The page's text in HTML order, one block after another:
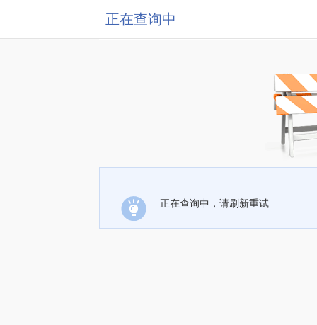
正在查询中
正在查询中，请刷新重试